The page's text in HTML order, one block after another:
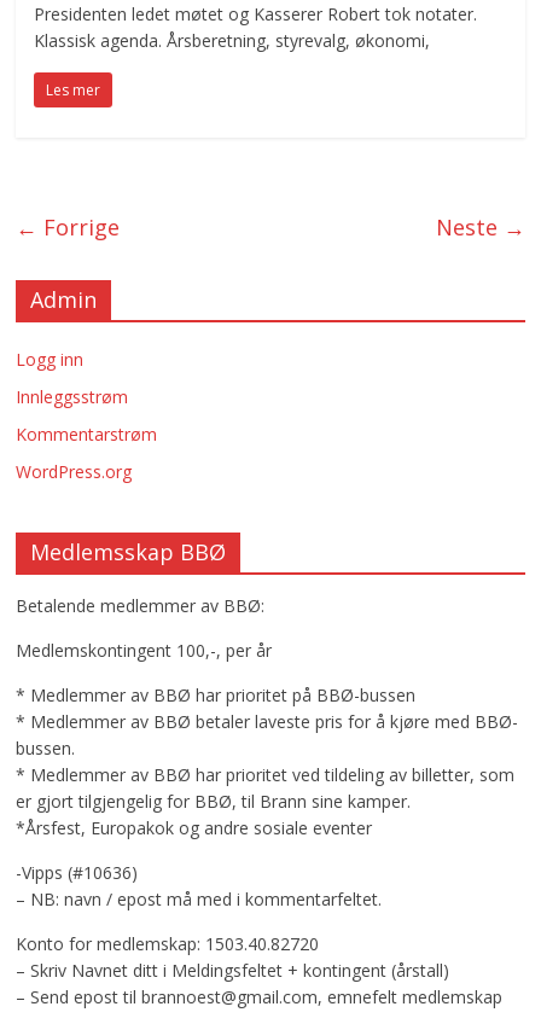
Presidenten ledet møtet og Kasserer Robert tok notater.
Klassisk agenda. Årsberetning, styrevalg, økonomi,
Les mer
← Forrige Neste →
Admin
Logg inn
Innleggsstrøm
Kommentarstrøm
WordPress.org
Medlemsskap BBØ
Betalende medlemmer av BBØ:
Medlemskontingent 100,-, per år
* Medlemmer av BBØ har prioritet på BBØ-bussen
* Medlemmer av BBØ betaler laveste pris for å kjøre med BBØ-
bussen.
* Medlemmer av BBØ har prioritet ved tildeling av billetter, som
er gjort tilgjengelig for BBØ, til Brann sine kamper.
*Årsfest, Europakok og andre sosiale eventer
-Vipps (#10636)
– NB: navn / epost må med i kommentarfeltet.
Konto for medlemskap: 1503.40.82720
– Skriv Navnet ditt i Meldingsfeltet + kontingent (årstall)
– Send epost til brannoest@gmail.com, emnefelt medlemskap